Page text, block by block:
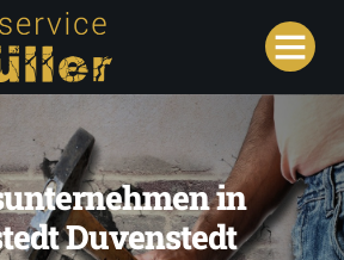
in
Duvenstedt